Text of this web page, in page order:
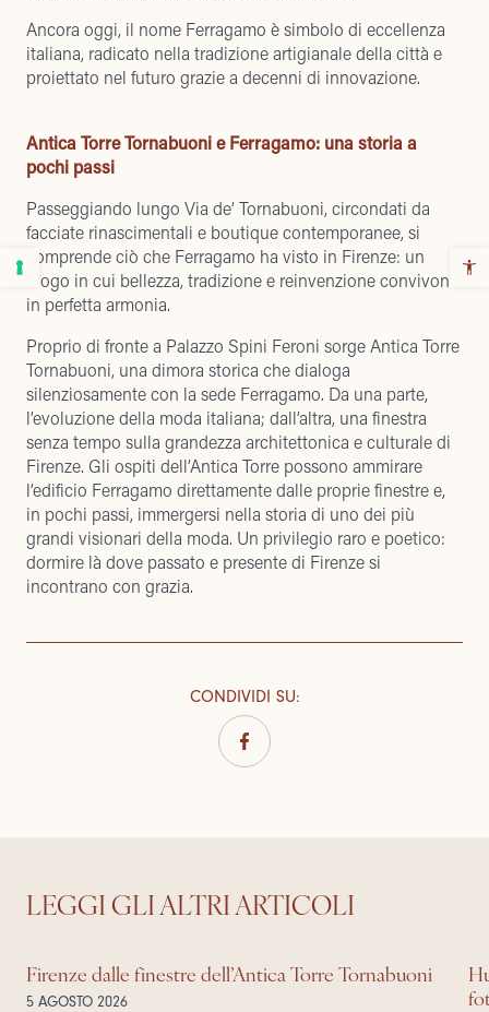
Ancora oggi, il nome Ferragamo è simbolo di eccellenza
italiana, radicato nella tradizione artigianale della città e
proiettato nel futuro grazie a decenni di innovazione.
Antica Torre Tornabuoni e Ferragamo: una storia a
pochi passi
Passeggiando lungo Via de’ Tornabuoni, circondati da
facciate rinascimentali e boutique contemporanee, si
comprende ciò che Ferragamo ha visto in Firenze: un
luogo in cui bellezza, tradizione e reinvenzione convivono
in perfetta armonia.
Proprio di fronte a Palazzo Spini Feroni sorge Antica Torre
Tornabuoni, una dimora storica che dialoga
silenziosamente con la sede Ferragamo. Da una parte,
l’evoluzione della moda italiana; dall’altra, una finestra
senza tempo sulla grandezza architettonica e culturale di
Firenze. Gli ospiti dell’Antica Torre possono ammirare
l’edificio Ferragamo direttamente dalle proprie finestre e,
in pochi passi, immergersi nella storia di uno dei più
grandi visionari della moda. Un privilegio raro e poetico:
dormire là dove passato e presente di Firenze si
incontrano con grazia.
CONDIVIDI SU:
LEGGI GLI ALTRI ARTICOLI
Firenze dalle finestre dell’Antica Torre Tornabuoni
5 AGOSTO 2026